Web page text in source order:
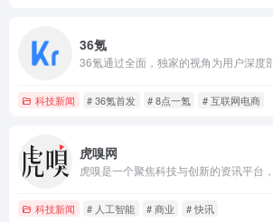
36氪
科技新闻 # 36氪首发 # 8点一氪 # 互联网电商
虎嗅网
科技新闻 # 人工智能 # 商业 # 快讯